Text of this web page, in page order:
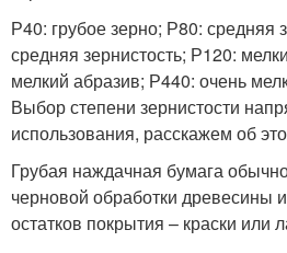
Р40: грубое зерно; Р80: средняя
средняя зернистость; Р120:
мелкий абразив; Р440: очень
Выбор степени зернистости
использования, расскажем об
Грубая наждачная бумага
черновой обработки древесины
остатков покрытия – краски или